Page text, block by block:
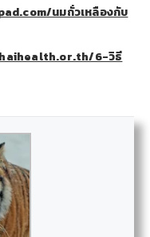
นมถั่วเหลืองกับ
6-วิธี